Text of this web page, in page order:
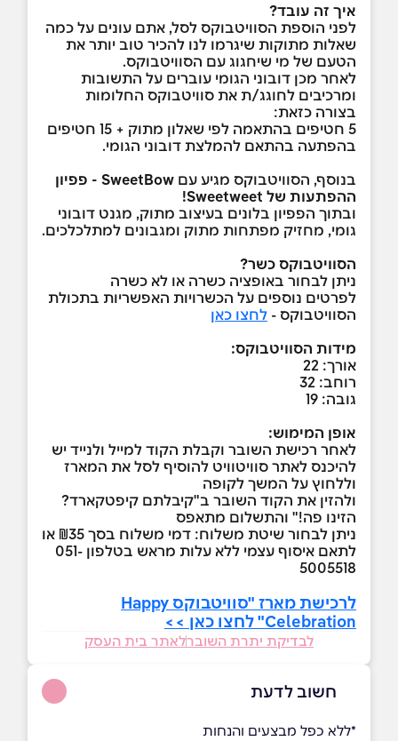
איך זה עובד?
לפני הוספת הסוויטבוקס לסל, אתם עונים על כמה
שאלות מתוקות שיגרמו לנו להכיר טוב יותר את
הטעם של מי שיחגוג עם הסוויטבוקס.
לאחר מכן דובוני הגומי עוברים על התשובות
ומרכיבים לחוגג/ת את סוויטבוקס החלומות
בצורה כזאת:
5 חטיפים בהתאמה לפי שאלון מתוק + 15 חטיפים
בהפתעה בהתאם להמלצת דובוני הגומי.
בנוסף, הסוויטבוקס מגיע עם
SweetBow - פפיון
ההפתעות של Sweetweet!
ובתוך הפפיון בלונים בעיצוב מתוק, מגנט דובוני
גומי, מחזיק מפתחות מתוק ומגבונים למתלכלכים.
הסוויטבוקס כשר?
ניתן לבחור באופציה כשרה או לא כשרה
לפרטים נוספים על הכשרויות האפשריות בתכולת
הסוויטבוקס - לחצו כאן
מידות הסוויטבוקס:
אורך: 22
רוחב: 32
גובה: 19
אופן המימוש:
לאחר רכישת השובר וקבלת הקוד למייל ולנייד יש
להיכנס לאתר סוויטוויט להוסיף לסל את המארז
וללחוץ על המשך לקופה
ולהזין את הקוד השובר ב"קיבלתם קיפטקארד?
הזינו פה!" והתשלום מתאפס
ניתן לבחור שיטת משלוח: דמי משלוח בסך ₪35 או
לתאם איסוף עצמי ללא עלות מראש בטלפון 051-
5005518
לרכישת מארז "סוויטבוקס Happy
Celebration" לחצו כאן >>
לבדיקת יתרת השוברלאתר בית העסק
חשוב לדעת
*ללא כפל מבצעים והנחות